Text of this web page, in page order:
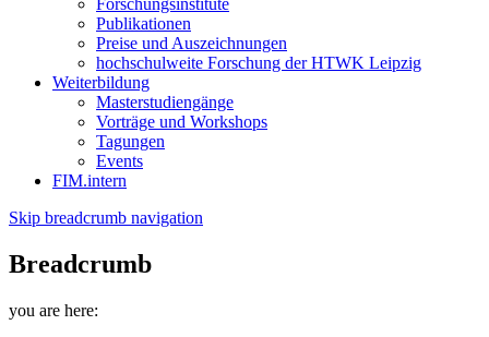
Forschungsinstitute
Publikationen
Preise und Auszeichnungen
hochschulweite Forschung der HTWK Leipzig
Weiterbildung
Masterstudiengänge
Vorträge und Workshops
Tagungen
Events
FIM.intern
Skip breadcrumb navigation
Breadcrumb
you are here: